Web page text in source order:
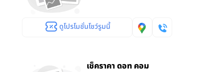
ดูโปรโมชั่นโชว์รูมนี้
เช็คราคา ดอท คอม